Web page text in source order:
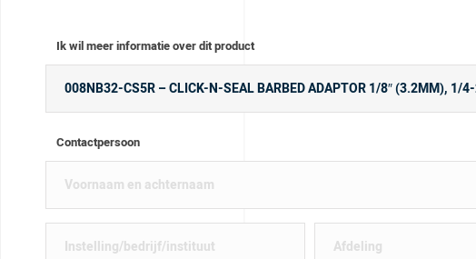
Ik wil meer informatie over dit product
Contactpersoon